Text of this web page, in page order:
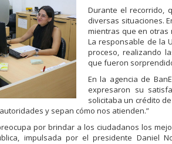
Durante el recorrido,
diversas situaciones.
mientras que en otras
La responsable de la
proceso, realizando
que fueron
En la agencia de
expresaron su
solicitaba un crédito
y sepan cómo nos atienden.”
por brindar a los ciudadanos los
impulsada por el presidente Daniel